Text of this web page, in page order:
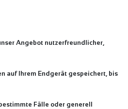
Angebot nutzerfreundlicher,
auf Ihrem Endgerät gespeichert, bis
Fälle oder generell